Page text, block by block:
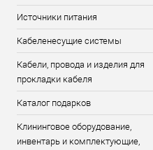
Источники питания
Кабеленесущие системы
Кабели, провода и изделия для
прокладки кабеля
Каталог подарков
Клининговое оборудование,
инвентарь и комплектующие,